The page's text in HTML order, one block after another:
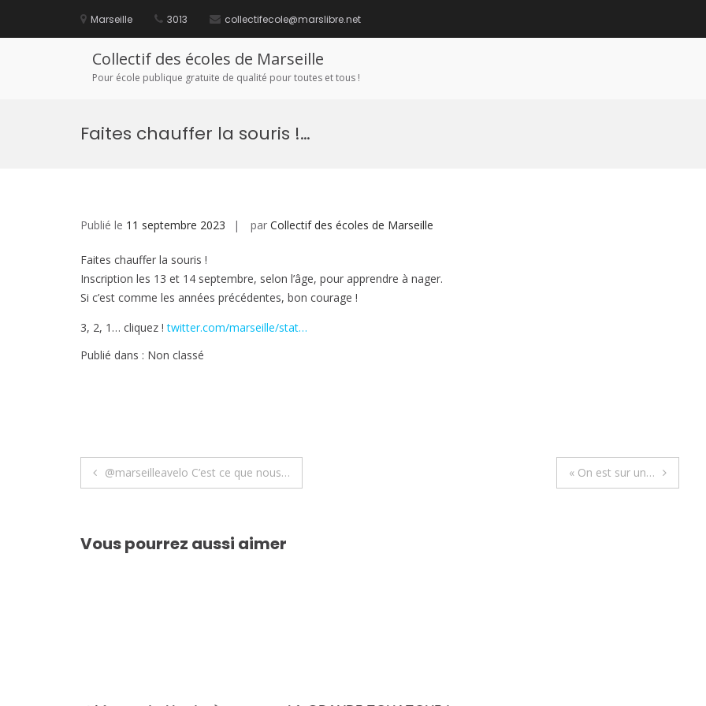
contenu
Marseille 3013 collectifecole@marslibre.net
Collectif des écoles de Marseille
Pour école publique gratuite de qualité pour toutes et tous !
Faites chauffer la souris !…
Publié le 11 septembre 2023 par Collectif des écoles de Marseille
Faites chauffer la souris !
Inscription les 13 et 14 septembre, selon l’âge, pour apprendre à nager.
Si c’est comme les années précédentes, bon courage !
3, 2, 1… cliquez !twitter.com/marseille/stat…
Publié dans : Non classé
Navigation
l’article
@marseilleavelo C’est ce que nous… « On est sur un…
Vous pourrez aussi aimer